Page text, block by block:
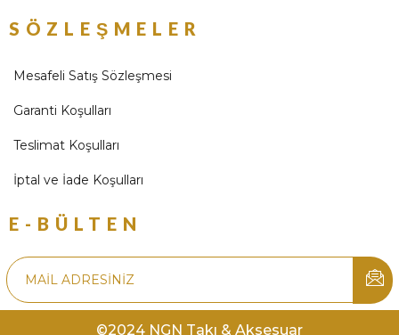
SÖZLEŞMELER
Mesafeli Satış Sözleşmesi
Garanti Koşulları
Teslimat Koşulları
İptal ve İade Koşulları
E-BÜLTEN
©2024 NGN Takı & Aksesuar